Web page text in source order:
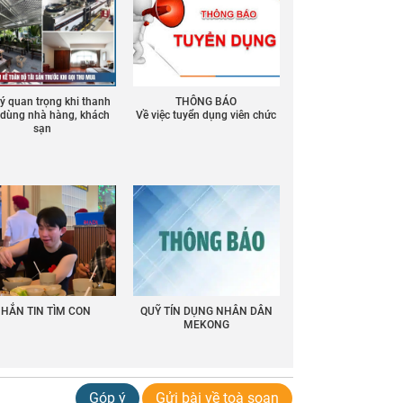
quan trọng khi thanh
nhà hàng, khách
sạn
THÔNG BÁO
Về việc tuyển dụng viên chức
TIN TÌM CON
QUỸ TÍN DỤNG NHÂN DÂN
MEKONG
Góp ý Gửi bài về toà soạn